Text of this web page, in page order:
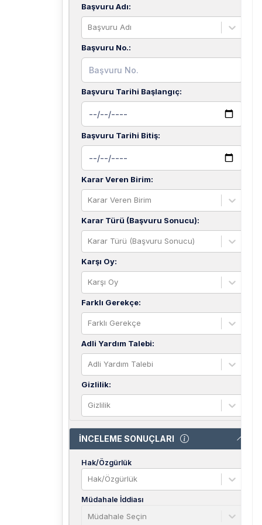
Başvuru Adı:
Başvuru Adı
Başvuru No.:
Başvuru Tarihi Başlangıç:
Başvuru Tarihi Bitiş:
Karar Veren Birim:
Karar Veren Birim
Karar Türü (Başvuru Sonucu):
Karar Türü (Başvuru Sonucu)
Karşı Oy:
Karşı Oy
Farklı Gerekçe:
Farklı Gerekçe
Adli Yardım Talebi:
Adli Yardım Talebi
Gizlilik:
Gizlilik
İNCELEME SONUÇLARI
Hak/Özgürlük
Hak/Özgürlük
Müdahale İddiası
Müdahale Seçin